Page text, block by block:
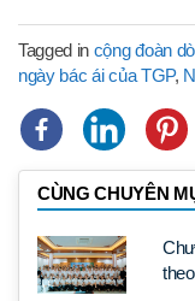
Tagged in cộng đoàn
ngày bác ái của TGP,
CÙNG CHUYÊN